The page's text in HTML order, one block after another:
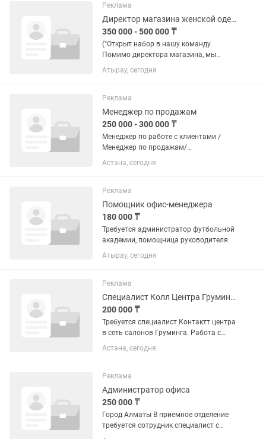
премиум-класса. Опыт в сфере продаж
нужен, но всему...
Реклама
Директор магазина женской одежды
350 000 - 500 000 ₸
("Открыт набор в нашу команду.
Помимо директора магазина, мы
также приглашаем администраторов,
кассиров, мерчендайзеров и
Обязанности: 1.Организация работы
магазина –...
Атырау, сегодня
Реклама
Менеджер по продажам
250 000 - 300 000 ₸
Менеджер по работе с клиентами /
Менеджер по продажам/
Администратор 📍 Астана, ул. Гёте,
13/1 💰 250 000 – 300 000 тг на руки 📅
месяц 🕒 Полная занятость, работа в...
Астана, сегодня
Реклама
Помощник офис-менеджера
180 000 ₸
Требуется администратор футбольной
академии, помощница руководителя
Атырау, сегодня
Реклама
Специалист Колл Центра Груминга
200 000 ₸
Требуется специалист Контактт центра
в сеть салонов Груминга. Работа с
клиентской базой по телефону и
компьютеру. График работы 4/3
Астана, сегодня
Реклама
Администратор офиса
250 000 ₸
Город Алматы В приемное отделение
требуется сотрудник специалист с
навыками АДМИНСТРАТОРА,по